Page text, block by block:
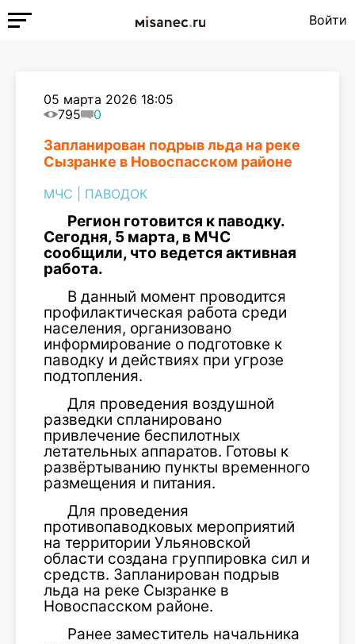
Войти
05 марта 2026 18:05
795
0
Запланирован подрыв льда на реке
Сызранке в Новоспасском районе
МЧС ПАВОДОК
Регион готовится к паводку.
Сегодня, 5 марта, в МЧС
сообщили, что ведется активная
работа.
В данный момент проводится
профилактическая работа среди
населения, организовано
информирование о подготовке к
паводку и действиях при угрозе
подтопления.
Для проведения воздушной
разведки спланировано
привлечение беспилотных
летательных аппаратов. Готовы к
развёртыванию пункты временного
размещения и питания.
Для проведения
противопаводковых мероприятий
на территории Ульяновской
области создана группировка сил и
средств. Запланирован подрыв
льда на реке Сызранке в
Новоспасском районе.
Ранее заместитель начальника